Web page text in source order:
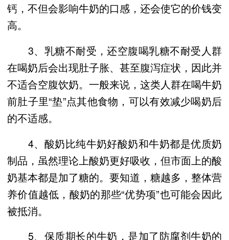
钙，不但会影响牛奶的口感，还会使它的价钱变
高。
3、乳糖不耐受，还空腹喝乳糖不耐受人群
在喝奶后会出现肚子胀、甚至腹泻症状，因此并
不适合空腹饮奶。一般来说，这类人群在喝牛奶
前肚子里“垫”点其他食物，可以有效减少喝奶后
的不适感。
4、酸奶比纯牛奶好酸奶和牛奶都是优质奶
制品，虽然理论上酸奶更好吸收，但市面上的酸
奶基本都是加了糖的。要知道，糖越多，整体营
养价值越低，酸奶的那些“优势项”也可能会因此
被抵消。
5、保质期长的牛奶，是加了防腐剂牛奶的